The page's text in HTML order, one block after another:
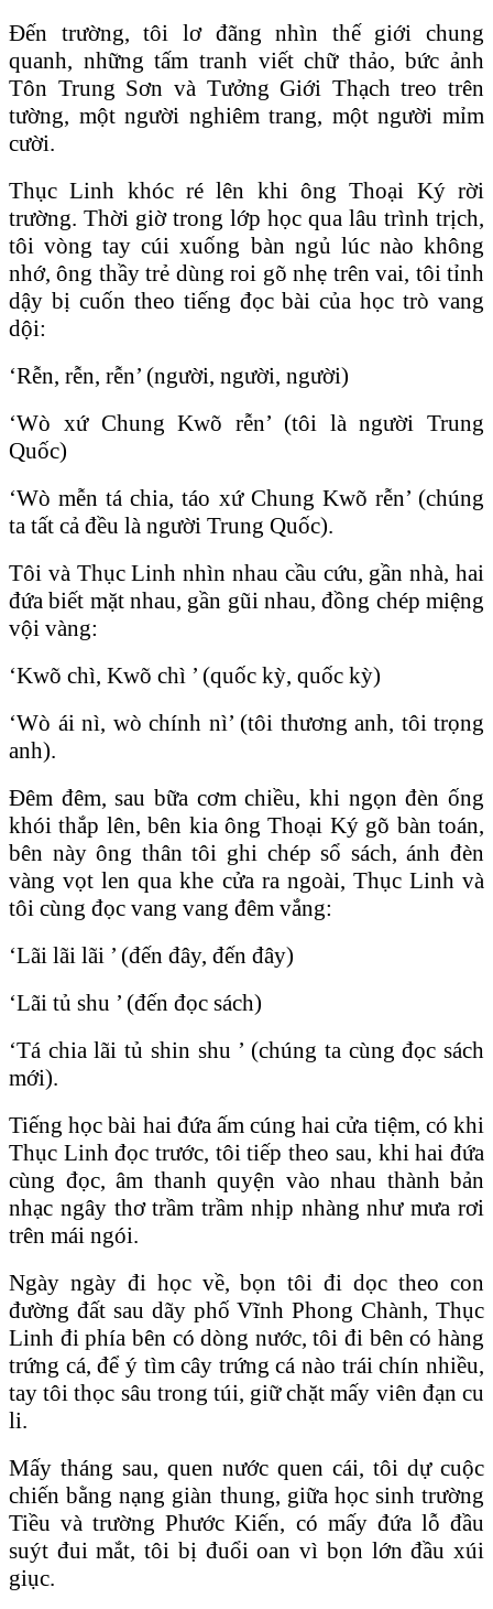
Ðến trường, tôi lơ đãng nhìn thế giới chung
quanh, những tấm tranh viết chữ thảo, bức ảnh
Tôn Trung Sơn và Tưởng Giới Thạch treo trên
tường, một người nghiêm trang, một người mỉm
cười.
Thục Linh khóc ré lên khi ông Thoại Ký rời
trường. Thời giờ trong lớp học qua lâu trình trịch,
tôi vòng tay cúi xuống bàn ngủ lúc nào không
nhớ, ông thầy trẻ dùng roi gõ nhẹ trên vai, tôi tỉnh
dậy bị cuốn theo tiếng đọc bài của học trò vang
dội:
‘Rễn, rễn, rễn’ (người, người, người)
‘Wò xứ Chung Kwõ rễn’ (tôi là người Trung
Quốc)
‘Wò mễn tá chia, táo xứ Chung Kwõ rễn’ (chúng
ta tất cả đều là người Trung Quốc).
Tôi và Thục Linh nhìn nhau cầu cứu, gần nhà, hai
đứa biết mặt nhau, gần gũi nhau, đồng chép miệng
vội vàng:
‘Kwõ chì, Kwõ chì ’ (quốc kỳ, quốc kỳ)
‘Wò ái nì, wò chính nì’ (tôi thương anh, tôi trọng
anh).
Ðêm đêm, sau bữa cơm chiều, khi ngọn đèn ống
khói thắp lên, bên kia ông Thoại Ký gõ bàn toán,
bên này ông thân tôi ghi chép sổ sách, ánh đèn
vàng vọt len qua khe cửa ra ngoài, Thục Linh và
tôi cùng đọc vang vang đêm vắng:
‘Lãi lãi lãi ’ (đến đây, đến đây)
‘Lãi tủ shu ’ (đến đọc sách)
‘Tá chia lãi tủ shin shu ’ (chúng ta cùng đọc sách
mới).
Tiếng học bài hai đứa ấm cúng hai cửa tiệm, có khi
Thục Linh đọc trước, tôi tiếp theo sau, khi hai đứa
cùng đọc, âm thanh quyện vào nhau thành bản
nhạc ngây thơ trầm trầm nhịp nhàng như mưa rơi
trên mái ngói.
Ngày ngày đi học về, bọn tôi đi dọc theo con
đường đất sau dãy phố Vĩnh Phong Chành, Thục
Linh đi phía bên có dòng nước, tôi đi bên có hàng
trứng cá, để ý tìm cây trứng cá nào trái chín nhiều,
tay tôi thọc sâu trong túi, giữ chặt mấy viên đạn cu
li.
Mấy tháng sau, quen nước quen cái, tôi dự cuộc
chiến bằng nạng giàn thung, giữa học sinh trường
Tiều và trường Phước Kiến, có mấy đứa lỗ đầu
suýt đui mắt, tôi bị đuổi oan vì bọn lớn đầu xúi
giục.